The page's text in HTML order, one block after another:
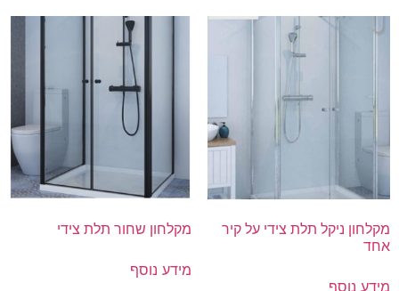
מקלחון ניקל תלת צידי על קיר
אחד
מידע נוסף
מקלחון שחור תלת צידי
מידע נוסף